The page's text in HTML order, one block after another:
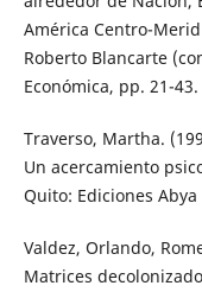
América Centro-
Roberto Blancarte
Económica, pp. 21-43.
Traverso, Martha.
Un acercamiento
Quito: Ediciones Abya
Valdez, Orlando,
Matrices